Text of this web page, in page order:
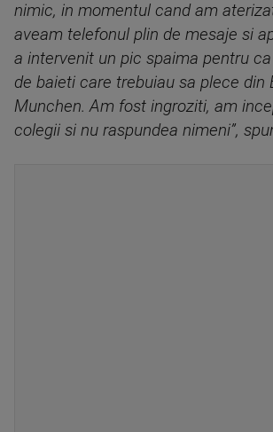
nimic, in momentul cand am
aveam telefonul plin de mesaje si
a intervenit un pic spaima pentru
de baieti care trebuiau sa plece din
Munchen. Am fost ingroziti, am
colegii si nu raspundea nimeni”,